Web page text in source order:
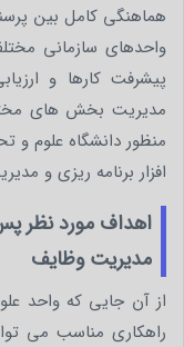
هماهنگی کامل بین
واحدهای سازمانی
پیشرفت کارها و
مدیریت بخش های
منظور دانشگاه علوم و
افزار برنامه ریزی و
اهداف مورد نظر پس
مدیریت وظایف
از آن جایی که واحد
راهکاری مناسب می